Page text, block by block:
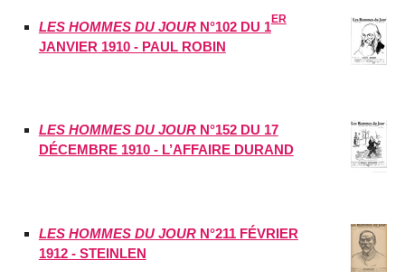
LES HOMMES DU JOURN°102 DU 1ER
JANVIER 1910 - PAUL ROBIN
LES HOMMES DU JOURN°152 DU 17
DÉCEMBRE 1910 - L’AFFAIRE DURAND
LES HOMMES DU JOURN°211 FÉVRIER
1912 - STEINLEN